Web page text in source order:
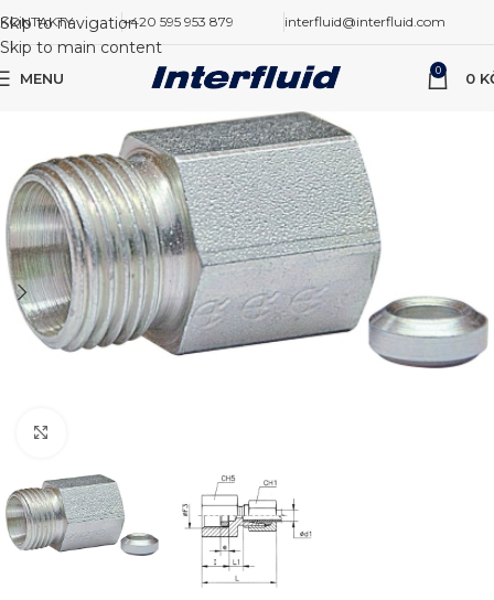
Skip to navigation
Skip to main content
KONTAKTY +420 595 953 879 interfluid@interfluid.com
MENU 0 0